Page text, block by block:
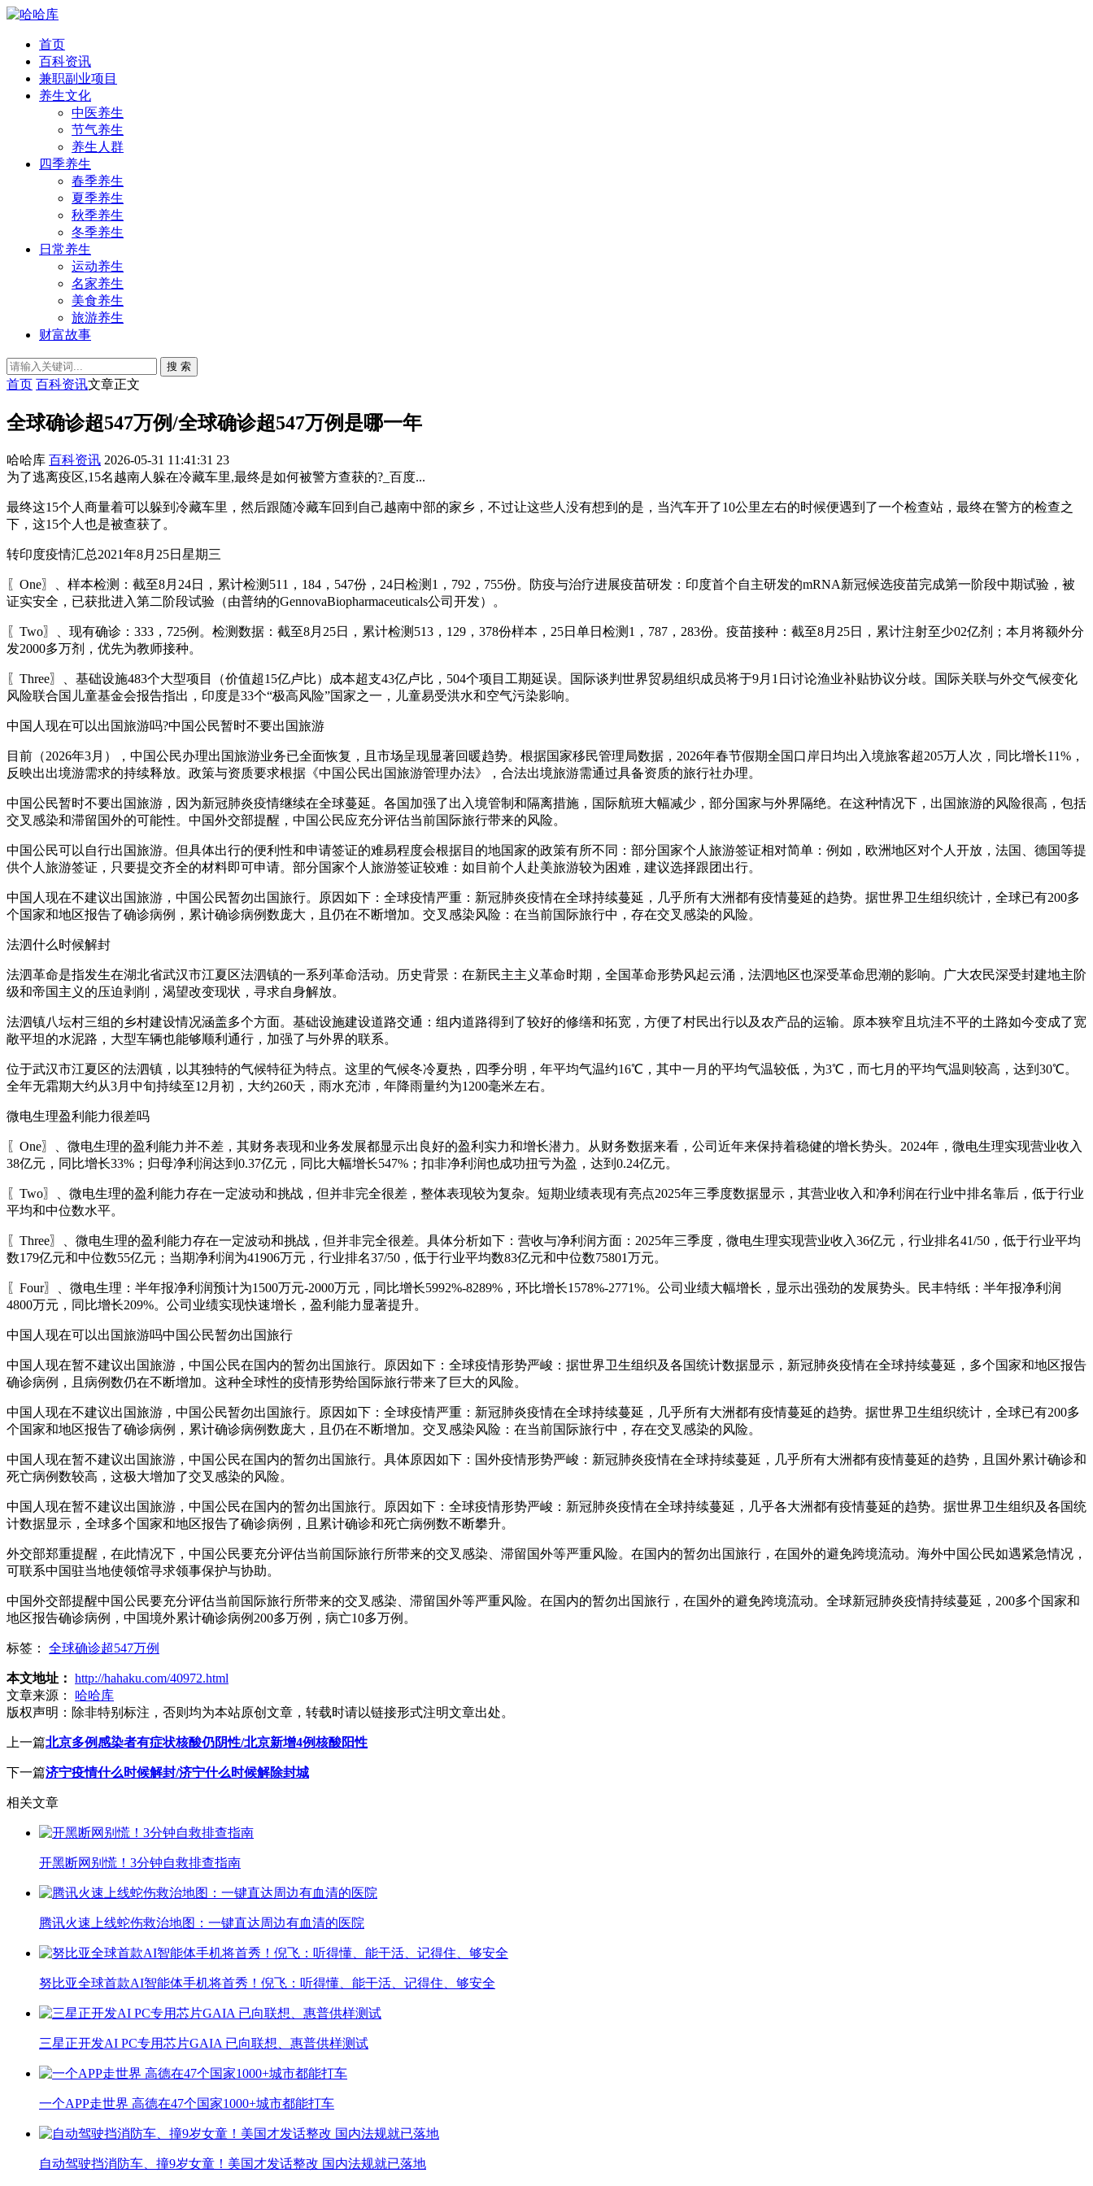
首页
百科资讯
兼职副业项目
养生文化
中医养生
节气养生
养生人群
四季养生
春季养生
夏季养生
秋季养生
冬季养生
日常养生
运动养生
名家养生
美食养生
旅游养生
财富故事
搜 索
首页 百科资讯文章正文
全球确诊超547万例/全球确诊超547万例是哪一年
哈哈库 百科资讯 2026-05-31 11:41:31 23
为了逃离疫区,15名越南人躲在冷藏车里,最终是如何被警方查获的?_百度...
最终这15个人商量着可以躲到冷藏车里，然后跟随冷藏车回到自己越南中部的家乡，不过让这些人没有想到的是，当汽车开了10公里左右的时候便遇到了一个检查站，最终在警方的检查之
下，这15个人也是被查获了。
转印度疫情汇总2021年8月25日星期三
〖One〗、样本检测：截至8月24日，累计检测511，184，547份，24日检测1，792，755份。防疫与治疗进展疫苗研发：印度首个自主研发的mRNA新冠候选疫苗完成第一阶段中期试验，被
证实安全，已获批进入第二阶段试验（由普纳的GennovaBiopharmaceuticals公司开发）。
〖Two〗、现有确诊：333，725例。检测数据：截至8月25日，累计检测513，129，378份样本，25日单日检测1，787，283份。疫苗接种：截至8月25日，累计注射至少02亿剂；本月将额外分
发2000多万剂，优先为教师接种。
〖Three〗、基础设施483个大型项目（价值超15亿卢比）成本超支43亿卢比，504个项目工期延误。国际谈判世界贸易组织成员将于9月1日讨论渔业补贴协议分歧。国际关联与外交气候变化
风险联合国儿童基金会报告指出，印度是33个“极高风险”国家之一，儿童易受洪水和空气污染影响。
中国人现在可以出国旅游吗?中国公民暂时不要出国旅游
目前（2026年3月），中国公民办理出国旅游业务已全面恢复，且市场呈现显著回暖趋势。根据国家移民管理局数据，2026年春节假期全国口岸日均出入境旅客超205万人次，同比增长11%，
反映出出境游需求的持续释放。政策与资质要求根据《中国公民出国旅游管理办法》，合法出境旅游需通过具备资质的旅行社办理。
中国公民暂时不要出国旅游，因为新冠肺炎疫情继续在全球蔓延。各国加强了出入境管制和隔离措施，国际航班大幅减少，部分国家与外界隔绝。在这种情况下，出国旅游的风险很高，包括
交叉感染和滞留国外的可能性。中国外交部提醒，中国公民应充分评估当前国际旅行带来的风险。
中国公民可以自行出国旅游。但具体出行的便利性和申请签证的难易程度会根据目的地国家的政策有所不同：部分国家个人旅游签证相对简单：例如，欧洲地区对个人开放，法国、德国等提
供个人旅游签证，只要提交齐全的材料即可申请。部分国家个人旅游签证较难：如目前个人赴美旅游较为困难，建议选择跟团出行。
中国人现在不建议出国旅游，中国公民暂勿出国旅行。原因如下：全球疫情严重：新冠肺炎疫情在全球持续蔓延，几乎所有大洲都有疫情蔓延的趋势。据世界卫生组织统计，全球已有200多
个国家和地区报告了确诊病例，累计确诊病例数庞大，且仍在不断增加。交叉感染风险：在当前国际旅行中，存在交叉感染的风险。
法泗什么时候解封
法泗革命是指发生在湖北省武汉市江夏区法泗镇的一系列革命活动。历史背景：在新民主主义革命时期，全国革命形势风起云涌，法泗地区也深受革命思潮的影响。广大农民深受封建地主阶
级和帝国主义的压迫剥削，渴望改变现状，寻求自身解放。
法泗镇八坛村三组的乡村建设情况涵盖多个方面。基础设施建设道路交通：组内道路得到了较好的修缮和拓宽，方便了村民出行以及农产品的运输。原本狭窄且坑洼不平的土路如今变成了宽
敞平坦的水泥路，大型车辆也能够顺利通行，加强了与外界的联系。
位于武汉市江夏区的法泗镇，以其独特的气候特征为特点。这里的气候冬冷夏热，四季分明，年平均气温约16℃，其中一月的平均气温较低，为3℃，而七月的平均气温则较高，达到30℃。
全年无霜期大约从3月中旬持续至12月初，大约260天，雨水充沛，年降雨量约为1200毫米左右。
微电生理盈利能力很差吗
〖One〗、微电生理的盈利能力并不差，其财务表现和业务发展都显示出良好的盈利实力和增长潜力。从财务数据来看，公司近年来保持着稳健的增长势头。2024年，微电生理实现营业收入
38亿元，同比增长33%；归母净利润达到0.37亿元，同比大幅增长547%；扣非净利润也成功扭亏为盈，达到0.24亿元。
〖Two〗、微电生理的盈利能力存在一定波动和挑战，但并非完全很差，整体表现较为复杂。短期业绩表现有亮点2025年三季度数据显示，其营业收入和净利润在行业中排名靠后，低于行业
平均和中位数水平。
〖Three〗、微电生理的盈利能力存在一定波动和挑战，但并非完全很差。具体分析如下：营收与净利润方面：2025年三季度，微电生理实现营业收入36亿元，行业排名41/50，低于行业平均
数179亿元和中位数55亿元；当期净利润为41906万元，行业排名37/50，低于行业平均数83亿元和中位数75801万元。
〖Four〗、微电生理：半年报净利润预计为1500万元-2000万元，同比增长5992%-8289%，环比增长1578%-2771%。公司业绩大幅增长，显示出强劲的发展势头。民丰特纸：半年报净利润
4800万元，同比增长209%。公司业绩实现快速增长，盈利能力显著提升。
中国人现在可以出国旅游吗中国公民暂勿出国旅行
中国人现在暂不建议出国旅游，中国公民在国内的暂勿出国旅行。原因如下：全球疫情形势严峻：据世界卫生组织及各国统计数据显示，新冠肺炎疫情在全球持续蔓延，多个国家和地区报告
确诊病例，且病例数仍在不断增加。这种全球性的疫情形势给国际旅行带来了巨大的风险。
中国人现在不建议出国旅游，中国公民暂勿出国旅行。原因如下：全球疫情严重：新冠肺炎疫情在全球持续蔓延，几乎所有大洲都有疫情蔓延的趋势。据世界卫生组织统计，全球已有200多
个国家和地区报告了确诊病例，累计确诊病例数庞大，且仍在不断增加。交叉感染风险：在当前国际旅行中，存在交叉感染的风险。
中国人现在暂不建议出国旅游，中国公民在国内的暂勿出国旅行。具体原因如下：国外疫情形势严峻：新冠肺炎疫情在全球持续蔓延，几乎所有大洲都有疫情蔓延的趋势，且国外累计确诊和
死亡病例数较高，这极大增加了交叉感染的风险。
中国人现在暂不建议出国旅游，中国公民在国内的暂勿出国旅行。原因如下：全球疫情形势严峻：新冠肺炎疫情在全球持续蔓延，几乎各大洲都有疫情蔓延的趋势。据世界卫生组织及各国统
计数据显示，全球多个国家和地区报告了确诊病例，且累计确诊和死亡病例数不断攀升。
外交部郑重提醒，在此情况下，中国公民要充分评估当前国际旅行所带来的交叉感染、滞留国外等严重风险。在国内的暂勿出国旅行，在国外的避免跨境流动。海外中国公民如遇紧急情况，
可联系中国驻当地使领馆寻求领事保护与协助。
中国外交部提醒中国公民要充分评估当前国际旅行所带来的交叉感染、滞留国外等严重风险。在国内的暂勿出国旅行，在国外的避免跨境流动。全球新冠肺炎疫情持续蔓延，200多个国家和
地区报告确诊病例，中国境外累计确诊病例200多万例，病亡10多万例。
标签： 全球确诊超547万例
本文地址： http://hahaku.com/40972.html
文章来源：
哈哈库
版权声明： 除非特别标注，否则均为本站原创文章，转载时请以链接形式注明文章出处。
上一篇北京多例感染者有症状核酸仍阴性/北京新增4例核酸阳性
下一篇济宁疫情什么时候解封/济宁什么时候解除封城
相关文章
开黑断网别慌！3分钟自救排查指南
腾讯火速上线蛇伤救治地图：一键直达周边有血清的医院
努比亚全球首款AI智能体手机将首秀！倪飞：听得懂、能干活、记得住、够安全
三星正开发AI PC专用芯片GAIA 已向联想、惠普供样测试
一个APP走世界 高德在47个国家1000+城市都能打车
自动驾驶挡消防车、撞9岁女童！美国才发话整改 国内法规就已落地